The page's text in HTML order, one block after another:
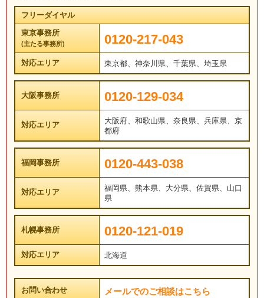
フリーダイヤル
東京事務所
(主たる事務所) 0120-217-043
対応エリア 東京都、神奈川県、千葉県、埼玉県
大阪事務所 0120-129-034
対応エリア
大阪府、和歌山県、奈良県、兵庫県、京
都府
福岡事務所 0120-443-038
対応エリア
福岡県、熊本県、大分県、佐賀県、山口
県
札幌事務所 0120-121-019
対応エリア 北海道
お問い合わせ メールでのご相談はこちら